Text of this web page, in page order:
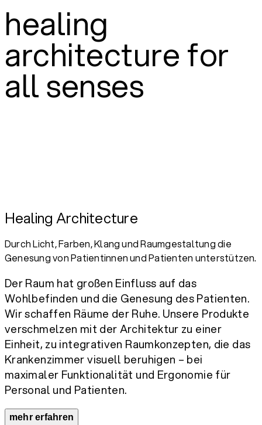
healing
architecture for
all senses
Healing Architecture
Durch Licht, Farben, Klang und Raumgestaltung die
Genesung von Patientinnen und Patienten unterstützen.
Der Raum hat großen Einfluss auf das
Wohlbefinden und die Genesung des Patienten.
Wir schaffen Räume der Ruhe. Unsere Produkte
verschmelzen mit der Architektur zu einer
Einheit, zu integrativen Raumkonzepten, die das
Krankenzimmer visuell beruhigen – bei
maximaler Funktionalität und Ergonomie für
Personal und Patienten.
mehr erfahren